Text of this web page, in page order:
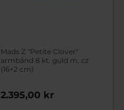
Mads Z "Petite Clover"
armbånd 8 kt. guld m. cz
(16+2 cm)
2.395,00 kr